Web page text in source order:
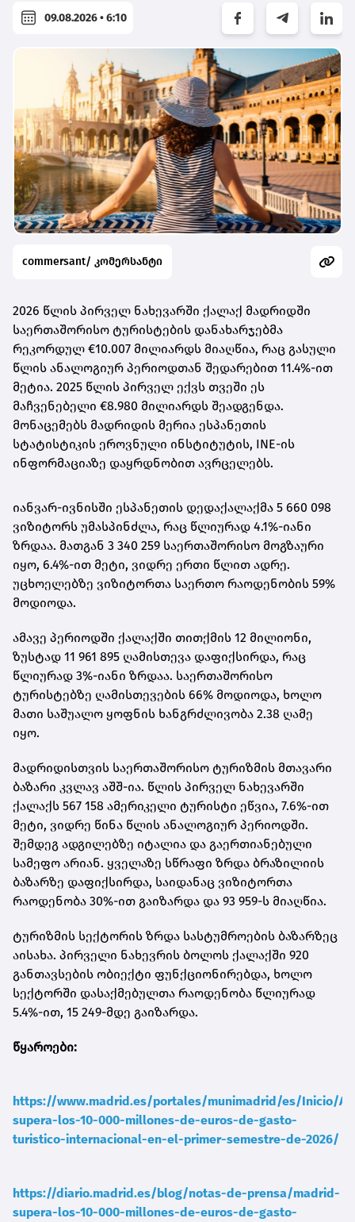
09.08.2026 • 6:10
commersant/ კომერსანტი
2026 წლის პირველ ნახევარში ქალაქ მადრიდში
საერთაშორისო ტურისტების დანახარჯებმა
რეკორდულ €10.007 მილიარდს მიაღწია, რაც გასული
წლის ანალოგიურ პერიოდთან შედარებით 11.4%-ით
მეტია. 2025 წლის პირველ ექვს თვეში ეს
მაჩვენებელი €8.980 მილიარდს შეადგენდა.
მონაცემებს მადრიდის მერია ესპანეთის
სტატისტიკის ეროვნული ინსტიტუტის, INE-ის
ინფორმაციაზე დაყრდნობით ავრცელებს.
იანვარ-ივნისში ესპანეთის დედაქალაქმა 5 660 098
ვიზიტორს უმასპინძლა, რაც წლიურად 4.1%-იანი
ზრდაა. მათგან 3 340 259 საერთაშორისო მოგზაური
იყო, 6.4%-ით მეტი, ვიდრე ერთი წლით ადრე.
უცხოელებზე ვიზიტორთა საერთო რაოდენობის 59%
მოდიოდა.
ამავე პერიოდში ქალაქში თითქმის 12 მილიონი,
ზუსტად 11 961 895 ღამისთევა დაფიქსირდა, რაც
წლიურად 3%-იანი ზრდაა. საერთაშორისო
ტურისტებზე ღამისთევების 66% მოდიოდა, ხოლო
მათი საშუალო ყოფნის ხანგრძლივობა 2.38 ღამე
იყო.
მადრიდისთვის საერთაშორისო ტურიზმის მთავარი
ბაზარი კვლავ აშშ-ია. წლის პირველ ნახევარში
ქალაქს 567 158 ამერიკელი ტურისტი ეწვია, 7.6%-ით
მეტი, ვიდრე წინა წლის ანალოგიურ პერიოდში.
შემდეგ ადგილებზე იტალია და გაერთიანებული
სამეფო არიან. ყველაზე სწრაფი ზრდა ბრაზილიის
ბაზარზე დაფიქსირდა, საიდანაც ვიზიტორთა
რაოდენობა 30%-ით გაიზარდა და 93 959-ს მიაღწია.
ტურიზმის სექტორის ზრდა სასტუმროების ბაზარზეც
აისახა. პირველი ნახევრის ბოლოს ქალაქში 920
განთავსების ობიექტი ფუნქციონირებდა, ხოლო
სექტორში დასაქმებულთა რაოდენობა წლიურად
5.4%-ით, 15 249-მდე გაიზარდა.
წყაროები:
https://www.madrid.es/portales/munimadrid/es/Inicio/
supera-los-10-000-millones-de-euros-de-gasto-
turistico-internacional-en-el-primer-semestre-de-2026/
https://diario.madrid.es/blog/notas-de-prensa/madrid-
supera-los-10-000-millones-de-euros-de-gasto-